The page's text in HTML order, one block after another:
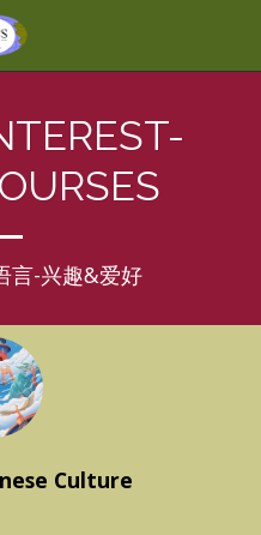
言-兴趣&爱好
Culture